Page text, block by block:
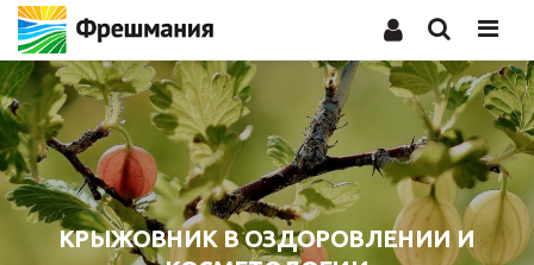
КРЫЖОВНИК В ОЗДОРОВЛЕНИИ И